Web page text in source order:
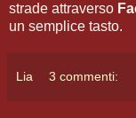
strade attraverso
un semplice tasto.
Lia 3 commenti: